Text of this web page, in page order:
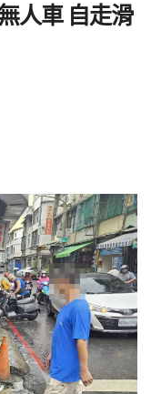
人車 自走滑